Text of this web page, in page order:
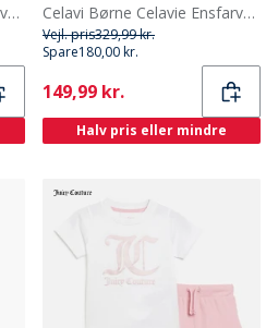
Celavi Børne Celavie Ensfarvet Basis Termosæt Cerulean
Celavi Børne Celavie Ensfarvet Basis Termosæt Sundress
Vejl. pris329,99 kr.
Spare180,00 kr.
Current
149,99 kr.
Halv pris eller mindre